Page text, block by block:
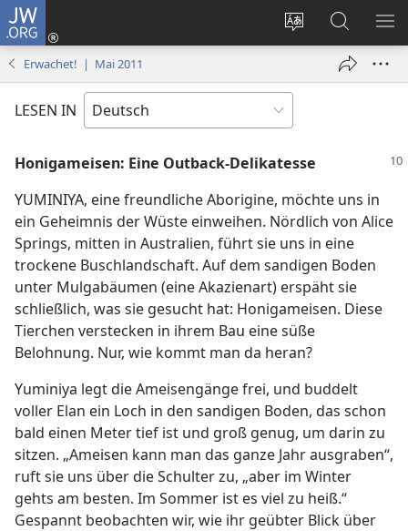
JW.ORG
Websitesprache
ändern
Anmelden
(öffnet
Suche
Erwachet! | Mai 2011
LESEN IN
Honigameisen: Eine Outback-Delikatesse
YUMINIYA, eine freundliche Aborigine, möchte uns in
ein Geheimnis der Wüste einweihen. Nördlich von Alice
Springs, mitten in Australien, führt sie uns in eine
trockene Buschlandschaft. Auf dem sandigen Boden
unter Mulgabäumen (eine Akazienart) erspäht sie
schließlich, was sie gesucht hat: Honigameisen. Diese
Tierchen verstecken in ihrem Bau eine süße
Belohnung. Nur, wie kommt man da heran?
Yuminiya legt die Ameisengänge frei, und buddelt
voller Elan ein Loch in den sandigen Boden, das schon
bald einen Meter tief ist und groß genug, um darin zu
sitzen. „Ameisen kann man das ganze Jahr ausgraben“,
ruft sie uns über die Schulter zu, „aber im Winter
gehts am besten. Im Sommer ist es viel zu heiß.“
Gespannt beobachten wir, wie ihr geübter Blick über